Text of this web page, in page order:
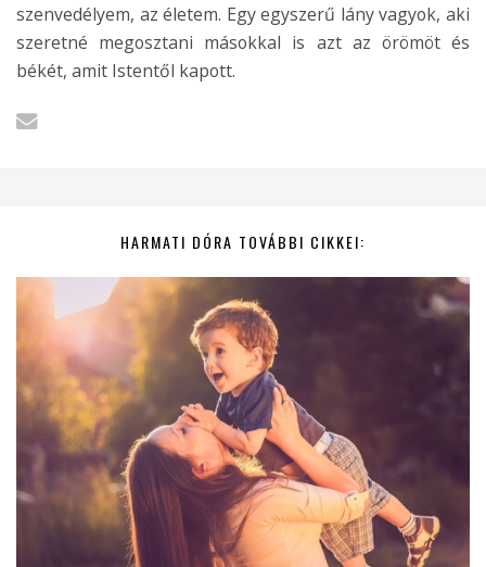
szenvedélyem, az életem. Egy egyszerű lány vagyok, aki
szeretné megosztani másokkal is azt az örömöt és
békét, amit Istentől kapott.
HARMATI DÓRA TOVÁBBI CIKKEI: